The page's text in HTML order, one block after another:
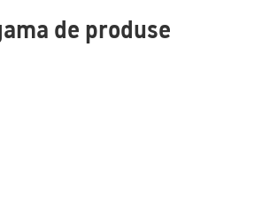
de produse